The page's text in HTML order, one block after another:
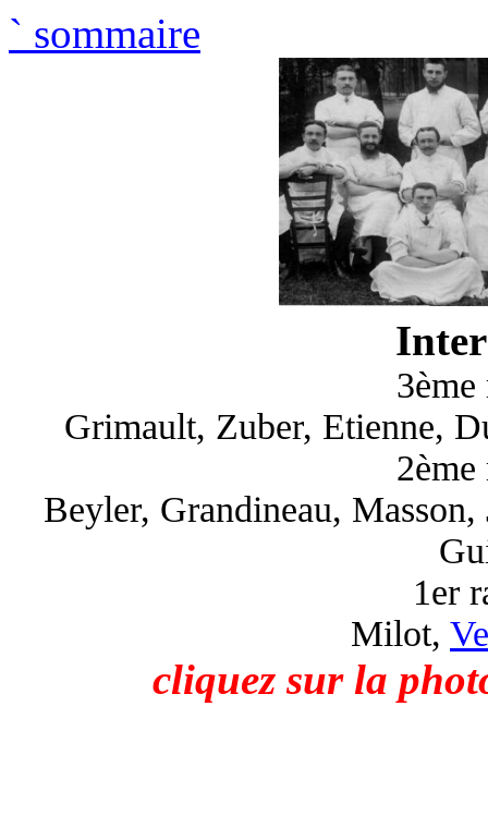
` sommaire
Grimault, Zuber, Etienne,
Beyler, Grandineau,
1er
Milot,
cliquez sur la